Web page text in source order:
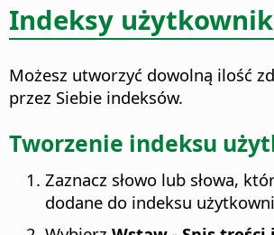
Indeksy
Możesz utworzyć dowolną ilość
przez Siebie indeksów.
Tworzenie indeksu
Zaznacz słowo lub słowa,
dodane do indeksu